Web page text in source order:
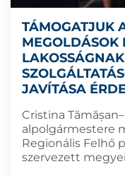
TÁMOGATJUK
MEGOLDÁSOK
JAVÍTÁSA
Cristina
alpolgármestere
Regionális Felhő
szervezett